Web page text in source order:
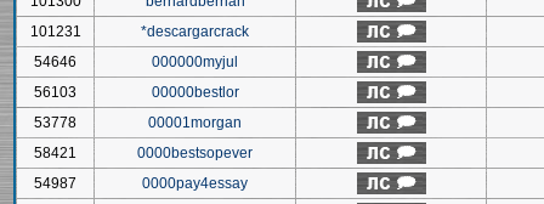
101231
*descargarcrack
54646
000000myjul
56103
00000bestlor
53778
00001morgan
58421
0000bestsopever
54987
0000pay4essay